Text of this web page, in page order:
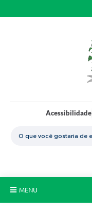
Acessibilidade
MENU